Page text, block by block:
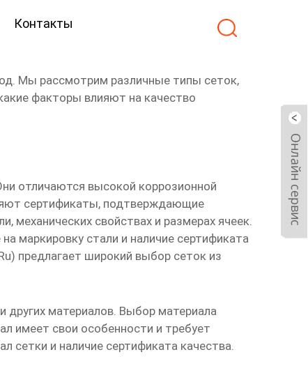
Контакты
. Мы рассмотрим различные типы сеток,
факторы влияют на качество
отличаются высокой коррозионной
сертификаты, подтверждающие
свойствах и размерах ячеек.
маркировку стали и наличие сертификата
) предлагает широкий выбор сеток из
материалов. Выбор материала
имеет свои особенности и требует
сетки и наличие сертификата качества.